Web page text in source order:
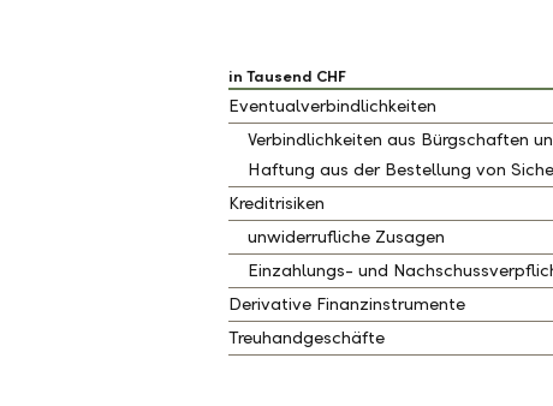
in Tausend CHF
Eventualverbindlichkeiten
Verbindlichkeiten aus Bürgschaften
Haftung aus der Bestellung von
Kreditrisiken
unwiderrufliche Zusagen
Einzahlungs- und
Derivative Finanzinstrumente
Treuhandgeschäfte